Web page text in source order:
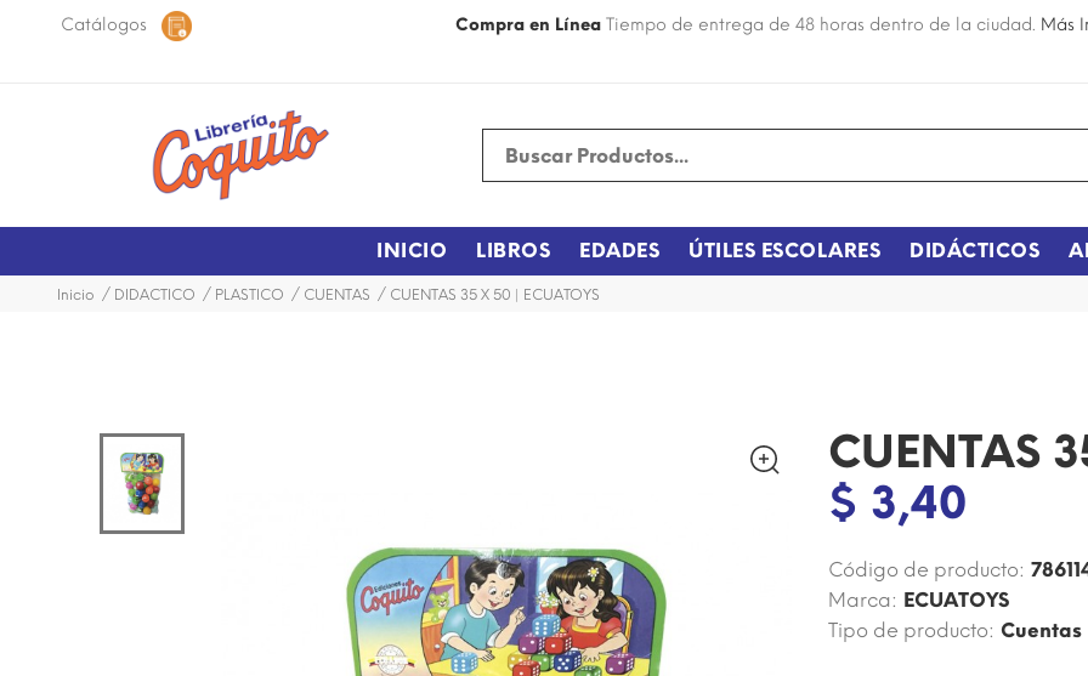
Catálogos
48 horas dentro de la ciudad. Compra en Línea Tiempo de entrega de 48 horas dentro de la ciudad. Más
INICIO LIBROS EDADES ÚTILES ESCOLARES DIDÁCTICOS
Inicio DIDACTICO PLASTICO CUENTAS CUENTAS 35 X 50 | ECUATOYS
CUENTAS
$ 3,40
Código de producto:
Marca: ECUATOYS
Tipo de producto: Cuentas